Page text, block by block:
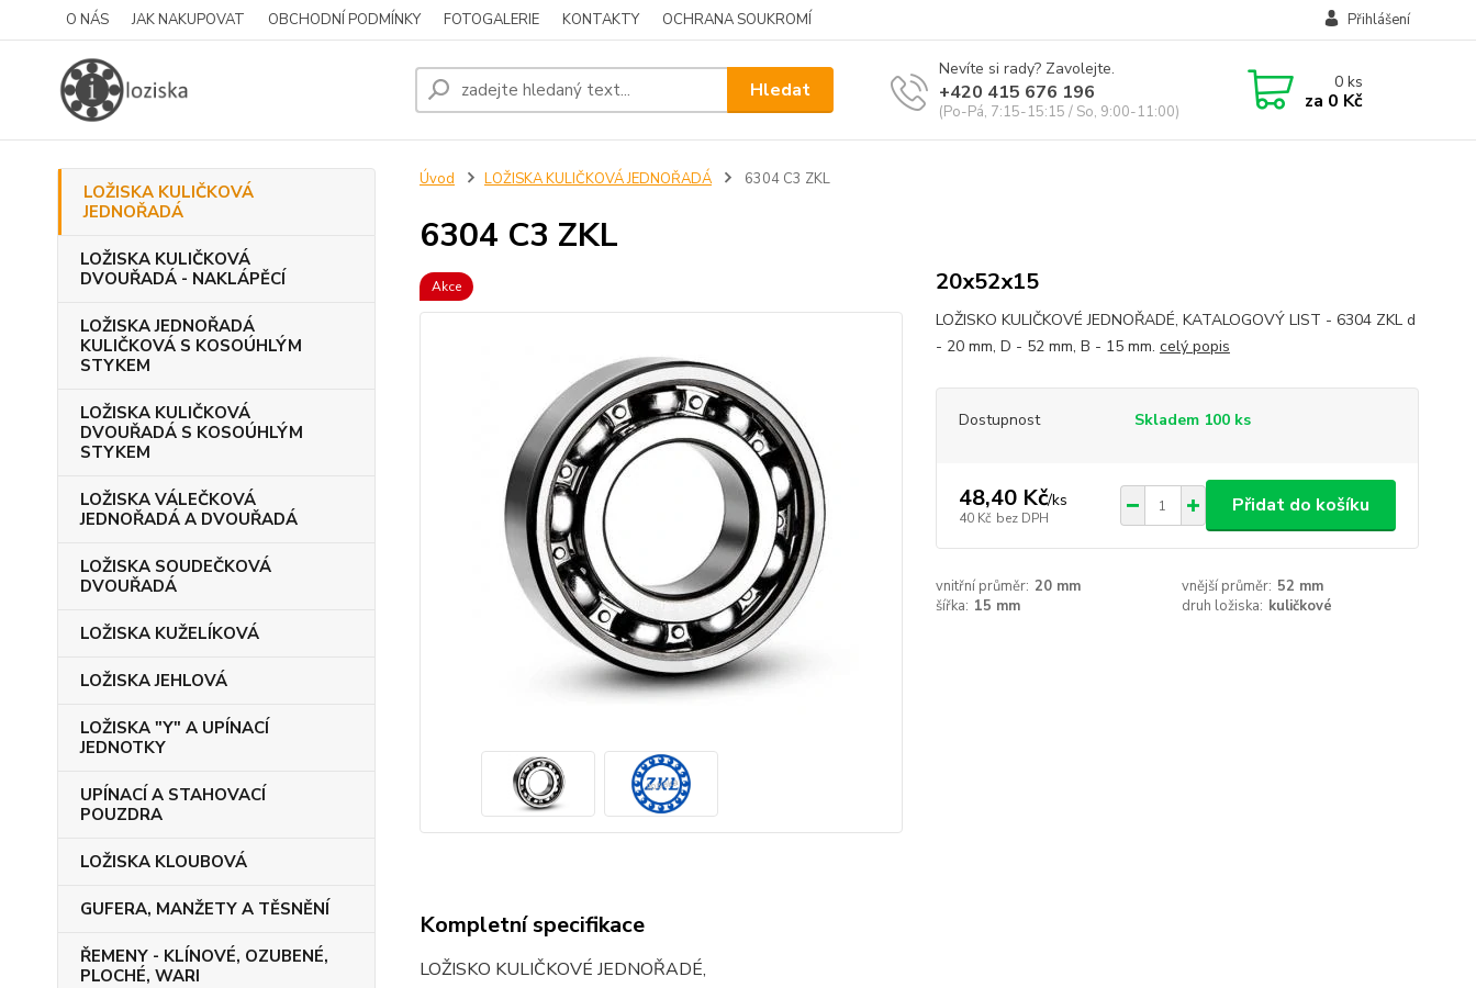
O NÁS JAK NAKUPOVAT OBCHODNÍ PODMÍNKY FOTOGALERIE KONTAKTY OCHRANA SOUKROMÍ Přihlášení
Hledat
Nevíte si rady? Zavolejte.
+420 415 676 196
(Po-Pá, 7:15-15:15 / So, 9:00-11:00)
0ks
za 0 Kč
LOŽISKA KULIČKOVÁ
JEDNOŘADÁ
LOŽISKA KULIČKOVÁ
DVOUŘADÁ - NAKLÁPĚCÍ
LOŽISKA JEDNOŘADÁ
KULIČKOVÁ S KOSOÚHLÝM
STYKEM
LOŽISKA KULIČKOVÁ
DVOUŘADÁ S KOSOÚHLÝM
STYKEM
LOŽISKA VÁLEČKOVÁ
JEDNOŘADÁ A DVOUŘADÁ
LOŽISKA SOUDEČKOVÁ
DVOUŘADÁ
LOŽISKA KUŽELÍKOVÁ
LOŽISKA JEHLOVÁ
LOŽISKA "Y" A UPÍNACÍ
JEDNOTKY
UPÍNACÍ A STAHOVACÍ
POUZDRA
LOŽISKA KLOUBOVÁ
GUFERA, MANŽETY A TĚSNĚNÍ
ŘEMENY - KLÍNOVÉ, OZUBENÉ,
PLOCHÉ, WARI
Úvod LOŽISKA KULIČKOVÁ JEDNOŘADÁ 6304 C3 ZKL
6304 C3 ZKL
Akce 20x52x15
LOŽISKO KULIČKOVÉ JEDNOŘADÉ, KATALOGOVÝ LIST - 6304 ZKL d
- 20 mm, D - 52 mm, B - 15 mm. celý popis
Dostupnost Skladem 100 ks
48,40 Kč/ks
40 Kč bez DPH
Přidat do košíku
vnitřní průměr: 20 mm vnější průměr: 52 mm
šířka: 15 mm druh ložiska: kuličkové
Kompletní specifikace
LOŽISKO KULIČKOVÉ JEDNOŘADÉ,